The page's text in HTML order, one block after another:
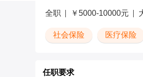
全职 ￥5000-10000元
社会保险 医疗保险
任职要求